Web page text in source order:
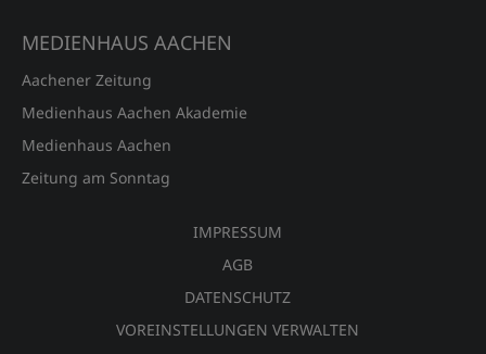
MEDIENHAUS AACHEN
Aachener Zeitung
Medienhaus Aachen Akademie
Medienhaus Aachen
Zeitung am Sonntag
IMPRESSUM
AGB
DATENSCHUTZ
VOREINSTELLUNGEN VERWALTEN